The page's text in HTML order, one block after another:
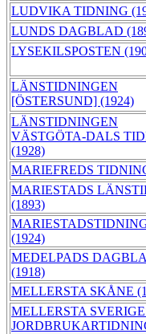
LUDVIKA TIDNING
LUNDS DAGBLAD
LYSEKILSPOSTEN
LÄNSTIDNINGEN
[ÖSTERSUND] (1924)
LÄNSTIDNINGEN
VÄSTGÖTA-DALS
(1928)
MARIEFREDS
MARIESTADS
(1893)
(1924)
MEDELPADS
(1918)
MELLERSTA SKÅNE
MELLERSTA